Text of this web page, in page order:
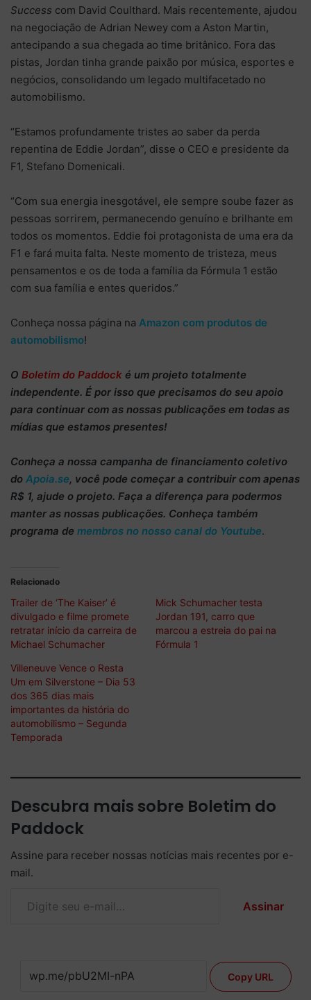
Success com David Coulthard. Mais recentemente, ajudou
na negociação de Adrian Newey com a Aston Martin,
antecipando a sua chegada ao time britânico. Fora das
pistas, Jordan tinha grande paixão por música, esportes e
negócios, consolidando um legado multifacetado no
automobilismo.
“Estamos profundamente tristes ao saber da perda
repentina de Eddie Jordan”, disse o CEO e presidente da
F1, Stefano Domenicali.
“Com sua energia inesgotável, ele sempre soube fazer as
pessoas sorrirem, permanecendo genuíno e brilhante em
todos os momentos. Eddie foi protagonista de uma era da
F1 e fará muita falta. Neste momento de tristeza, meus
pensamentos e os de toda a família da Fórmula 1 estão
com sua família e entes queridos.”
Conheça nossa página na Amazon com produtos de
automobilismo!
O Boletim do Paddock é um projeto totalmente
independente. É por isso que precisamos do seu apoio
para continuar com as nossas publicações em todas as
mídias que estamos presentes!
Conheça a nossa campanha de financiamento coletivo
do Apoia.se, você pode começar a contribuir com apenas
R$ 1, ajude o projeto. Faça a diferença para podermos
manter as nossas publicações. Conheça também
programa de membros no nosso canal do Youtube.
Relacionado
Trailer de ‘The Kaiser’ é
divulgado e filme promete
retratar início da carreira de
Michael Schumacher
Mick Schumacher testa
Jordan 191, carro que
marcou a estreia do pai na
Fórmula 1
Villeneuve Vence o Resta
Um em Silverstone – Dia 53
dos 365 dias mais
importantes da história do
automobilismo – Segunda
Temporada
Descubra mais sobre Boletim do
Paddock
Assine para receber nossas notícias mais recentes por e-
mail.
Assinar
Copy URL